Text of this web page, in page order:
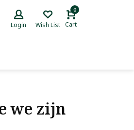
Login Wish List
0
Cart
we zijn